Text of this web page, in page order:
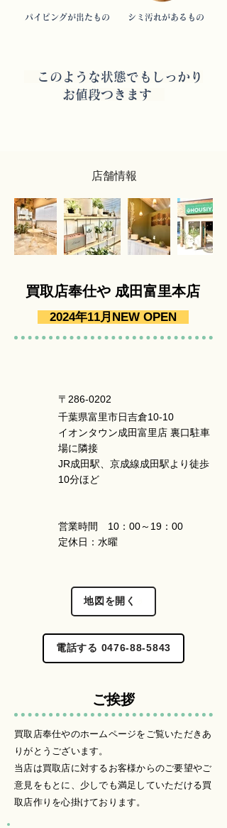
パイピングが出たもの シミ汚れがあるもの
このような状態でもしっかり
お値段つきます
店舗情報
​買取店奉仕や 成田富里本店
2024年11月NEW OPEN
〒286-0202
千葉県富里市日吉倉10-10
イオンタウン成田富里店 裏口駐車
場に隣接
​JR成田駅、京成線成田駅より徒歩
10分ほど
営業時間 10：00～19：00
​定休日：水曜
地図を開く
電話する 0476-88-5843
ご挨拶
買取店奉仕やのホームページをご覧いただきあ
りがとうございます。
​当店は買取店に対するお客様からのご要望やご
意見をもとに、少しでも満足していただける買
取店作りを心掛けております。